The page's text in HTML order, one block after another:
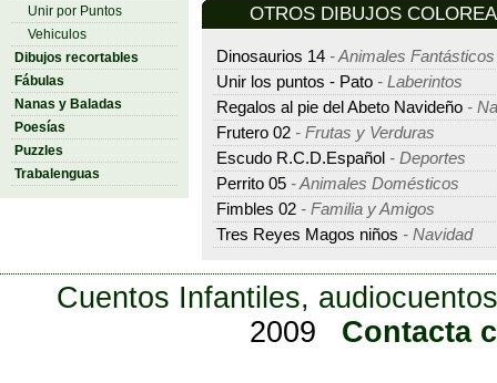
Unir por Puntos
Vehiculos
Dibujos recortables
Fábulas
Nanas y Baladas
Poesías
Puzzles
Trabalenguas
OTROS DIBUJOS
Dinosaurios 14 - Animales Fantásticos
Unir los puntos - Pato - Laberintos
Regalos al pie del Abeto Navideño -
Frutero 02 - Frutas y Verduras
Escudo R.C.D.Español - Deportes
Perrito 05 - Animales Domésticos
Fimbles 02 - Familia y Amigos
Tres Reyes Magos niños - Navidad
Cuentos Infantiles,
2009
Contacta